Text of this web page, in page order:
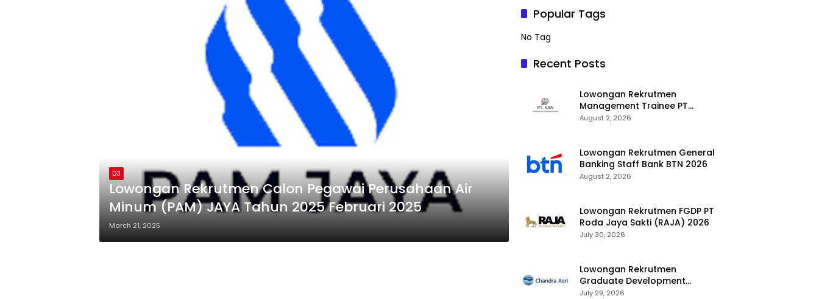
D3
Lowongan Rekrutmen Calon Pegawai Perusahaan Air
Minum (PAM) JAYA Tahun 2025 Februari 2025
March 21, 2025
Popular Tags
No Tag
Recent Posts
Lowongan Rekrutmen
Management Trainee PT
Kalimantan Alumina Nusantara
August 2, 2026
Lowongan Rekrutmen General
Banking Staff Bank BTN 2026
August 2, 2026
Lowongan Rekrutmen FGDP PT
Roda Jaya Sakti (RAJA) 2026
July 30, 2026
Lowongan Rekrutmen
Graduate Development
Program Chandra Asri Group
July 29, 2026